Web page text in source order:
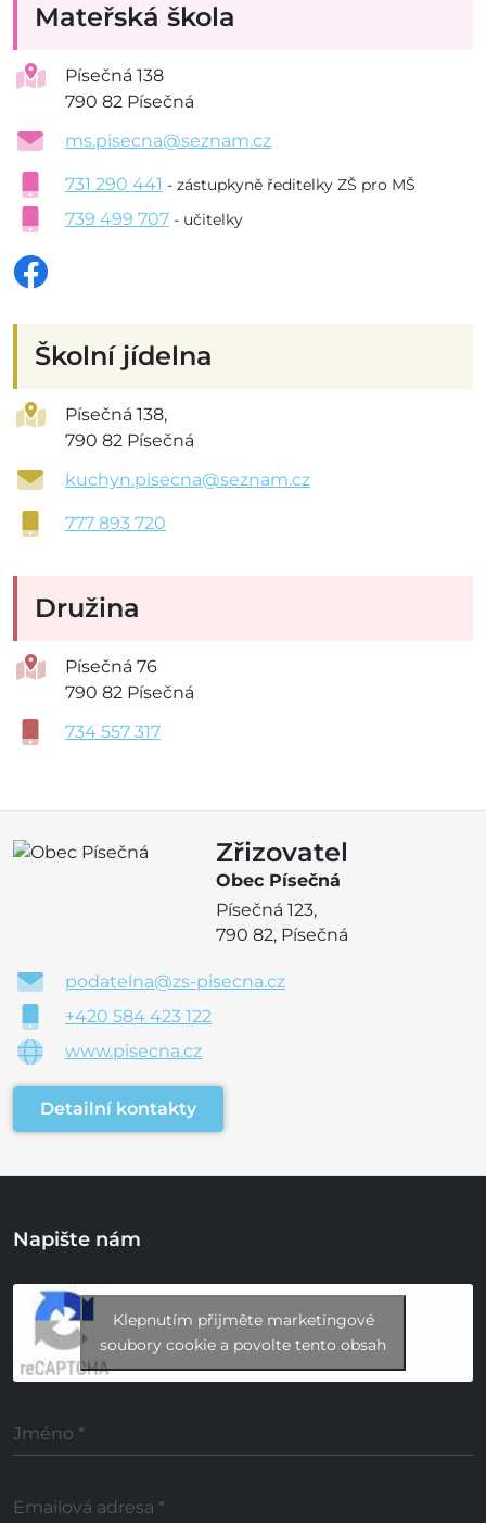
Mateřská škola
Písečná 138
790 82 Písečná
ms.pisecna@seznam.cz
731 290 441 - zástupkyně ředitelky ZŠ pro MŠ
739 499 707 - učitelky
Školní jídelna
Písečná 138,
790 82 Písečná
kuchyn.pisecna@seznam.cz
777 893 720
Družina
Písečná 76
790 82 Písečná
734 557 317
Zřizovatel
Obec Písečná
Písečná 123,
790 82, Písečná
podatelna@zs-pisecna.cz
+420 584 423 122
www.pisecna.cz
Detailní kontakty
Napište nám
Klepnutím přijměte marketingové
soubory cookie a povolte tento obsah
Jméno *
Emailová adresa *